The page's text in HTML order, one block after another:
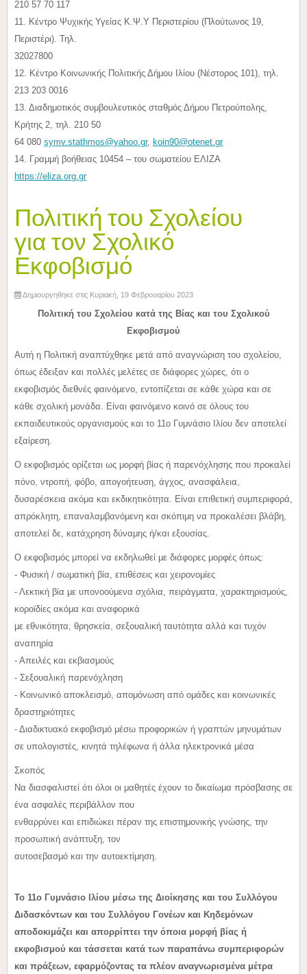
210 57 70 117
11. Κέντρο Ψυχικής Υγείας Κ.Ψ.Υ Περιστερίου (Πλούτωνος 19,
Περιστέρι). Τηλ.
32027800
12. Κέντρο Κοινωνικής Πολιτικής Δήμου Ιλίου (Νέστορος 101), τηλ.
213 203 0016
13. Διαδημοτικός συμβουλευτικός σταθμός Δήμου Πετρούπολης,
Κρήτης 2, τηλ. 210 50
64 080 symv.stathmos@yahoo.gr, koin90@otenet.gr
14. Γραμμή βοήθειας 10454 – του σωματείου ΕΛΙΖΑ
https://eliza.org.gr
Πολιτική του Σχολείου
για τον Σχολικό
Εκφοβισμό
Δημιουργηθηκε στις Κυριακή, 19 Φεβρουαρίου 2023
Πολιτική του Σχολείου κατά της Βίας και του Σχολικού
Εκφοβισμού
Αυτή η Πολιτική αναπτύχθηκε μετά από αναγνώριση του σχολείου,
όπως έδειξαν και πολλές μελέτες σε διάφορες χώρες, ότι ο
εκφοβισμός διεθνές φαινόμενο, εντοπίζεται σε κάθε χώρα και σε
κάθε σχολική μονάδα. Είναι φαινόμενο κοινό σε όλους του
εκπαιδευτικούς οργανισμούς και το 11ο Γυμνάσιο Ιλίου δεν αποτελεί
εξαίρεση.
Ο εκφοβισμός ορίζεται ως μορφή βίας ή παρενόχλησης που προκαλεί
πόνο, ντροπή, φόβο, απογοήτευση, άγχος, ανασφάλεια,
δυσαρέσκεια ακόμα και εκδικητικότητα. Είναι επιθετική συμπεριφορά,
απρόκλητη, επαναλαμβανόμενη και σκόπιμη να προκαλέσει βλάβη,
αποτελεί δε, κατάχρηση δύναμης ή/και εξουσίας.
Ο εκφοβισμός μπορεί να εκδηλωθεί με διάφορες μορφές όπως:
- Φυσική / σωματική βία, επιθέσεις και χειρονομίες
- Λεκτική βία με υπονοούμενα σχόλια, πειράγματα, χαρακτηρισμούς,
κοροϊδίες ακόμα και αναφορικά
με εθνικότητα, θρησκεία, σεξουαλική ταυτότητα αλλά και τυχόν
αναπηρία
- Απειλές και εκβιασμούς
- Σεξουαλική παρενόχληση
- Κοινωνικό αποκλεισμό, απομόνωση από ομάδες και κοινωνικές
δραστηριότητες
- Διαδικτυακό εκφοβισμό μέσω προφορικών ή γραπτών μηνυμάτων
σε υπολογιστές, κινητά τηλέφωνα ή άλλα ηλεκτρονικά μέσα
Σκοπός
Να διασφαλιστεί ότι όλοι οι μαθητές έχουν το δικαίωμα πρόσβασης σε
ένα ασφαλές περιβάλλον που
ενθαρρύνει και επιδιώκει πέραν της επιστημονικής γνώσης, την
προσωπική ανάπτυξη, τον
αυτοσεβασμό και την αυτοεκτίμηση.
Το 11ο Γυμνάσιο Ιλίου μέσω της Διοίκησης και του Συλλόγου
Διδασκόντων και του Συλλόγου Γονέων και Κηδεμόνων
αποδοκιμάζει και απορρίπτει την όποια μορφή βίας ή
εκφοβισμού και τάσσεται κατά των παραπάνω συμπεριφορών
και πράξεων, εφαρμόζοντας τα πλέον αναγνωρισμένα μέτρα